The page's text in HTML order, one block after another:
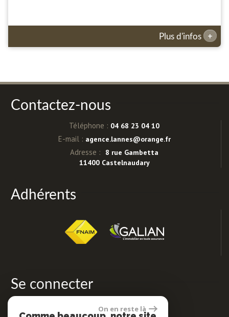
Plus d'infos +
Contactez-nous
Téléphone : 04 68 23 04 10
E-mail : agence.lannes@orange.fr
Adresse :
8 rue Gambetta
11400 Castelnaudary
Adhérents
Se connecter
On en reste là